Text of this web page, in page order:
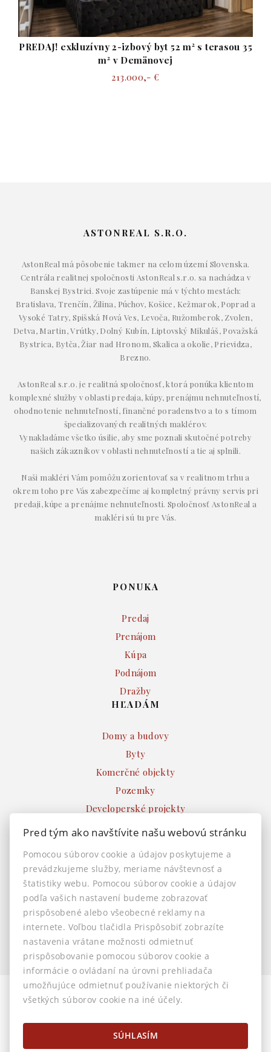
Predaj! apartmán v srdci Liptova – Hotel
Demänová Apartments
217.000,- €
ASTONREAL S.R.O.
AstonReal má pôsobenie takmer na celom území Slovenska.
Centrála realitnej spoločnosti AstonReal s.r.o. sa nachádza v
Banskej Bystrici. Svoje zastúpenie má v týchto mestách:
Bratislava, Trenčín, Žilina, Púchov, Košice, Kežmarok, Poprad a
Vysoké Tatry, Spišská Nová Ves, Levoča, Ružomberok, Zvolen,
Detva, Martin, Vrútky, Dolný Kubín, Liptovský Mikuláš, Považská
Bystrica, Bytča, Žiar nad Hronom, Skalica a okolie, Prievidza,
Brezno.
AstonReal s.r.o. je realitná spoločnosť, ktorá ponúka klientom
komplexné služby v oblasti predaja, kúpy, prenájmu nehnuteľností,
ohodnotenie nehnuteľností, finančné poradenstvo a to s tímom
špecializovaných realitných maklérov.
Vynakladáme všetko úsilie, aby sme poznali skutočné potreby
našich zákazníkov v oblasti nehnuteľností a tie aj splnili.
Naši makléri Vám pomôžu zorientovať sa v realitnom trhu a
okrem toho pre Vás zabezpečíme aj kompletný právny servis pri
predaji, kúpe a prenájme nehnuteľnosti. Spoločnosť AstonReal a
makléri sú tu pre Vás.
PONUKA
Predaj
Prenájom
Kúpa
Podnájom
Dražby
HĽADÁM
Domy a budovy
Byty
Komerčné objekty
Pozemky
Developerské projekty
Ostatné
INFO
Makléri
Napíšte nám
Kontakt
Nastavenie cookies
© 2026 -AstonReal s.r.o.
Horná 32, Banská Bystrica 974 01, Tel.: 0905 222 055, E-mail:
info@astonreal.sk
Pred tým ako navštívite našu webovú stránku
Pomocou súborov cookie a údajov poskytujeme a
prevádzkujeme služby, meriame návštevnosť a
štatistiky webu. Pomocou súborov cookie a údajov
podľa vašich nastavení budeme zobrazovať
prispôsobené alebo všeobecné reklamy na
internete. Voľbou tlačidla Prispôsobiť zobrazíte
nastavenia vrátane možnosti odmietnuť
prispôsobovanie pomocou súborov cookie a
informácie o ovládaní na úrovni prehliadača
umožňujúce odmietnuť používanie niektorých či
všetkých súborov cookie na iné účely.
SÚHLASÍM